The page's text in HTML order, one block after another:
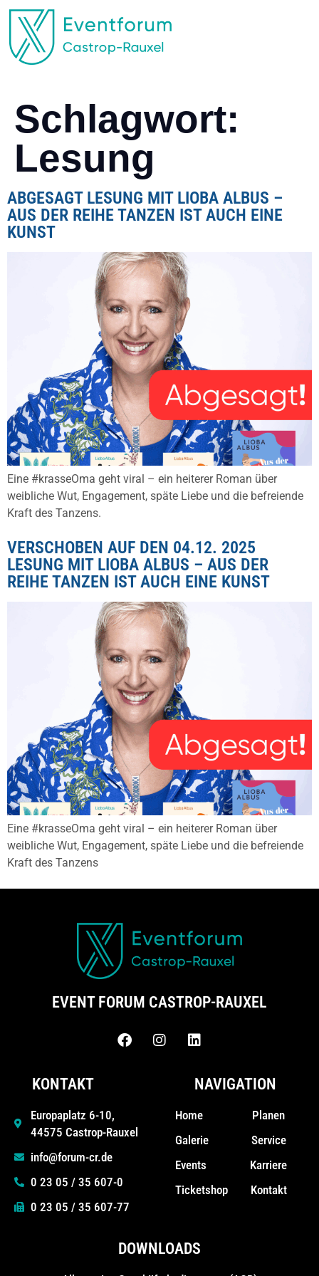
Schlagwort:
Lesung
ABGESAGT LESUNG MIT LIOBA ALBUS –
AUS DER REIHE TANZEN IST AUCH EINE
KUNST
Eine #krasseOma geht viral – ein heiterer Roman über
weibliche Wut, Engagement, späte Liebe und die befreiende
Kraft des Tanzens.
VERSCHOBEN AUF DEN 04.12. 2025
LESUNG MIT LIOBA ALBUS – AUS DER
REIHE TANZEN IST AUCH EINE KUNST
Eine #krasseOma geht viral – ein heiterer Roman über
weibliche Wut, Engagement, späte Liebe und die befreiende
Kraft des Tanzens
EVENT FORUM CASTROP-RAUXEL
KONTAKT
Europaplatz 6-10,
44575 Castrop-Rauxel
info@forum-cr.de
0 23 05 / 35 607-0
0 23 05 / 35 607-77
NAVIGATION
Home
Galerie
Events
Ticketshop
Planen
Service
Karriere
Kontakt
DOWNLOADS